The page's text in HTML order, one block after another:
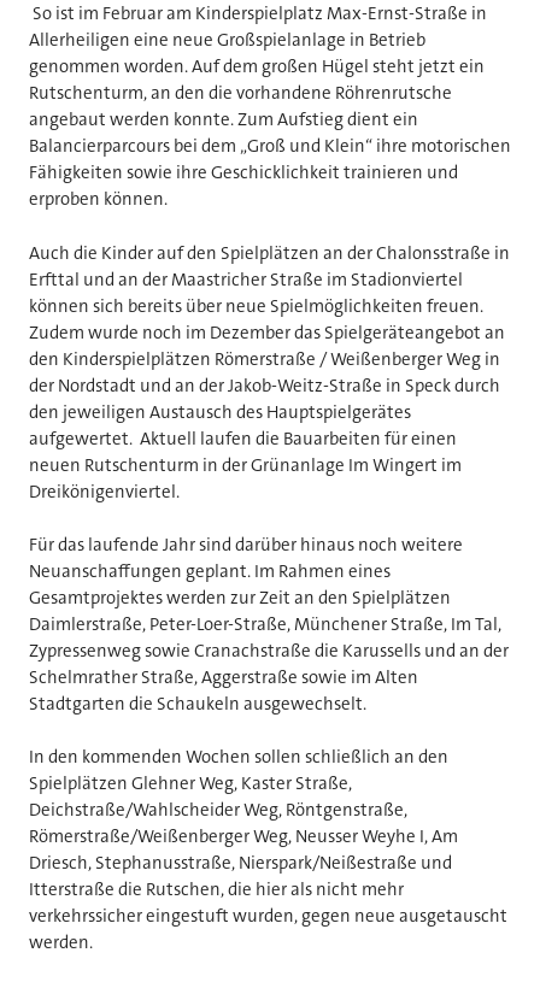
So ist im Februar am Kinderspielplatz Max-Ernst-Straße in
Allerheiligen eine neue Großspielanlage in Betrieb
genommen worden. Auf dem großen Hügel steht jetzt ein
Rutschenturm, an den die vorhandene Röhrenrutsche
angebaut werden konnte. Zum Aufstieg dient ein
Balancierparcours bei dem „Groß und Klein“ ihre motorischen
Fähigkeiten sowie ihre Geschicklichkeit trainieren und
erproben können.
Auch die Kinder auf den Spielplätzen an der Chalonsstraße in
Erfttal und an der Maastricher Straße im Stadionviertel
können sich bereits über neue Spielmöglichkeiten freuen.
Zudem wurde noch im Dezember das Spielgeräteangebot an
den Kinderspielplätzen Römerstraße / Weißenberger Weg in
der Nordstadt und an der Jakob-Weitz-Straße in Speck durch
den jeweiligen Austausch des Hauptspielgerätes
aufgewertet. Aktuell laufen die Bauarbeiten für einen
neuen Rutschenturm in der Grünanlage Im Wingert im
Dreikönigenviertel.
Für das laufende Jahr sind darüber hinaus noch weitere
Neuanschaffungen geplant. Im Rahmen eines
Gesamtprojektes werden zur Zeit an den Spielplätzen
Daimlerstraße, Peter-Loer-Straße, Münchener Straße, Im Tal,
Zypressenweg sowie Cranachstraße die Karussells und an der
Schelmrather Straße, Aggerstraße sowie im Alten
Stadtgarten die Schaukeln ausgewechselt.
In den kommenden Wochen sollen schließlich an den
Spielplätzen Glehner Weg, Kaster Straße,
Deichstraße/Wahlscheider Weg, Röntgenstraße,
Römerstraße/Weißenberger Weg, Neusser Weyhe I, Am
Driesch, Stephanusstraße, Nierspark/Neißestraße und
Itterstraße die Rutschen, die hier als nicht mehr
verkehrssicher eingestuft wurden, gegen neue ausgetauscht
werden.